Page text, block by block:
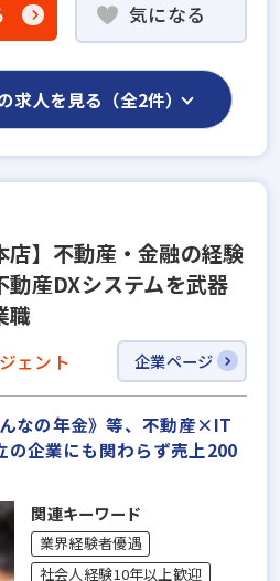
気になる
求人を見る（全2件）
店】不動産‧⾦融の経験
産DXシステムを武器
職
ェント 企業ページ
なの年金》等、不動産×IT
の企業にも関わらず売上200
関連キーワード
業界経験者優遇
社会人経験10年以上歓迎